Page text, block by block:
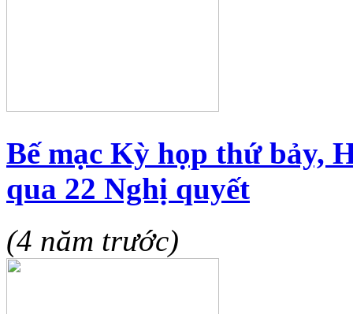
Bế mạc Kỳ họp thứ bảy,
qua 22 Nghị quyết
(4 năm trước)